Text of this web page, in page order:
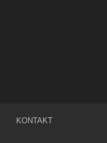
KONTAKT